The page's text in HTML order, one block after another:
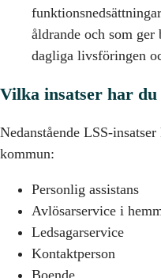
åldrande och som ger
dagliga livsföringen
Vilka insatser har
Nedanstående LSS-
kommun:
Personlig assistans
Avlösarservice i
Ledsagarservice
Kontaktperson
Boende